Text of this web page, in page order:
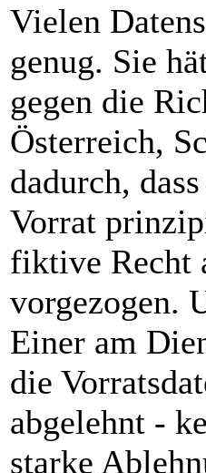
Vielen
genug. Sie
gegen die
Österreich,
dadurch,
Vorrat
fiktive Recht
vorgezogen.
Einer am
die
abgelehnt -
starke